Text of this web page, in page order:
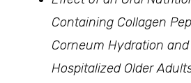
Containing Collagen
Corneum Hydration
Hospitalized Older